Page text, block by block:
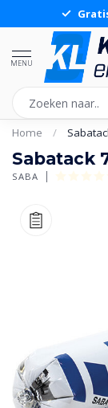
MENU
Home /
Sabatack
SABA